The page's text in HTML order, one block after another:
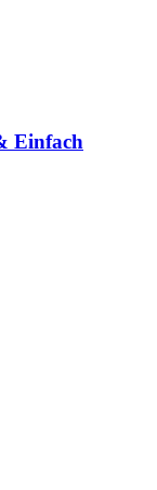
Einfach